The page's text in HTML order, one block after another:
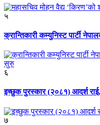
५
क्रान्तिकारी कम्युनिस्ट पार्टी
६
इच्छुक पुरस्कार (२०८१) आदर्श
७